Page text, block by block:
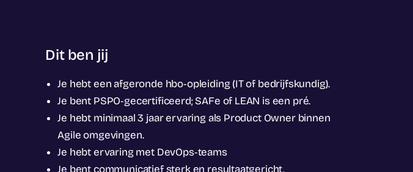
Dit ben jij
Je hebt een afgeronde hbo‑opleiding (IT of bedrijfskundig).
Je bent PSPO‑gecertificeerd; SAFe of LEAN is een pré.
Je hebt minimaal 3 jaar ervaring als Product Owner binnen
Agile omgevingen.
Je hebt ervaring met DevOps‑teams
Je bent communicatief sterk en resultaatgericht.